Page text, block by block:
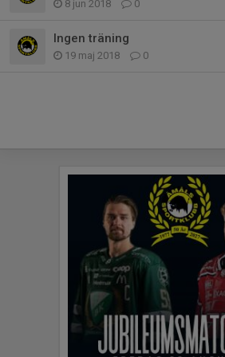
8 jun 2018 0
Ingen träning
19 maj 2018 0